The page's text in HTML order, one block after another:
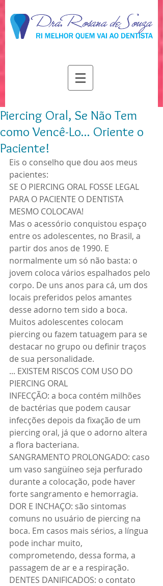
Piercing Oral, Se Não Tem
como Vencê-Lo... Oriente o
Paciente!
Eis o conselho que dou aos meus
pacientes:
SE O PIERCING ORAL FOSSE LEGAL
PARA O PACIENTE O DENTISTA
MESMO COLOCAVA!
Mas o acessório conquistou espaço
entre os adolescentes, no Brasil, a
partir dos anos de 1990. E
normalmente um só não basta: o
jovem coloca vários espalhados pelo
corpo. De uns anos para cá, um dos
locais preferidos pelos amantes
desse adorno tem sido a boca.
Muitos adolescentes colocam
piercing ou fazem tatuagem para se
destacar no grupo ou definir traços
de sua personalidade.
... EXISTEM RISCOS COM USO DO
PIERCING ORAL
INFECÇÃO: a boca contém milhões
de bactérias que podem causar
infecções depois da fixação de um
piercing oral, já que o adorno altera
a flora bacteriana.
SANGRAMENTO PROLONGADO: caso
um vaso sangüíneo seja perfurado
durante a colocação, pode haver
forte sangramento e hemorragia.
DOR E INCHAÇO: são sintomas
comuns no usuário de piercing na
boca. Em casos mais sérios, a língua
pode inchar muito,
comprometendo, dessa forma, a
passagem de ar e a respiração.
DENTES DANIFICADOS: o contato